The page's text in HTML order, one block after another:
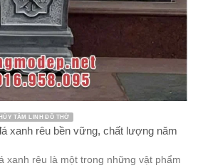
TÂM LINH ĐỒ THỜ
xanh rêu bền vững, chất lượng năm
xanh rêu là một trong những vật phẩm